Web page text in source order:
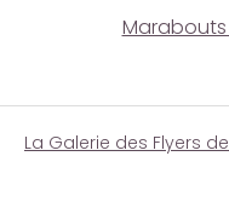
Marabouts
La Galerie des Flyers